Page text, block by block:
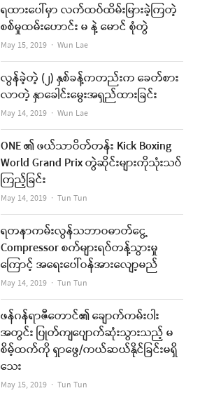
ရထားပေါ်မှာ လက်ထပ်ထိမ်းမြားခဲ့ကြတဲ့
စစ်မှုထမ်းဟောင်း မ နဲ့ မောင် စုံတွဲ
May 15, 2019 Author
Wun Lae
လွန်ခဲ့တဲ့ (၂) နှစ်ခန့်ကတည်းက ခေတ်စား
လာတဲ့ နှာခေါင်းမွေးအရှည်ထားခြင်း
May 14, 2019 Author
Wun Lae
ONE ၏ ဖယ်သာဝိတ်တန်း Kick Boxing
World Grand Prix တွဲဆိုင်းများကိုသုံးသပ်
ကြည့်ခြင်း
May 14, 2019 Author
Tun Tun
ရတနာကမ်းလွန်သဘာဝဓာတ်ငွေ့
Compressor စက်များရပ်တန့်သွားမှု
ကြောင့် အရေးပေါ်ဝန်အားလျော့မည်
May 14, 2019 Author
Tun Tun
ဖန်ဂန်ရာဇီတောင်၏ ချောက်ကမ်းပါး
အတွင်း ပြုတ်ကျပျောက်ဆုံးသွားသည့် မ
စိမ့်ထက်ကို ရှာဖွေ/ကယ်ဆယ်နိုင်ခြင်းမရှိ
သေး
May 15, 2019 Author
Tun Tun